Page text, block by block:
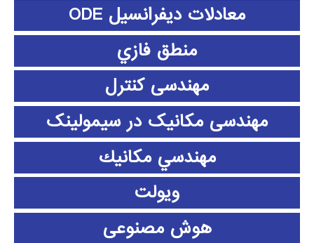
معادلات دیفرانسیل ODE
منطق فازي
مهندسی کنترل
مهندسی مکانیک در سیمولینک
مهندسي مكانيك
ویولت
هوش مصنوعی